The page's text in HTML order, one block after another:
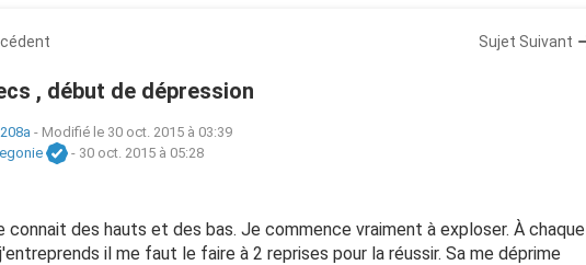
Sujet Suivant
, début de dépression
- Modifié le 30 oct. 2015 à 03:39
- 30 oct. 2015 à 05:28
connait des hauts et des bas. Je commence vraiment à exploser. À chaque
il me faut le faire à 2 reprises pour la réussir. Sa me déprime